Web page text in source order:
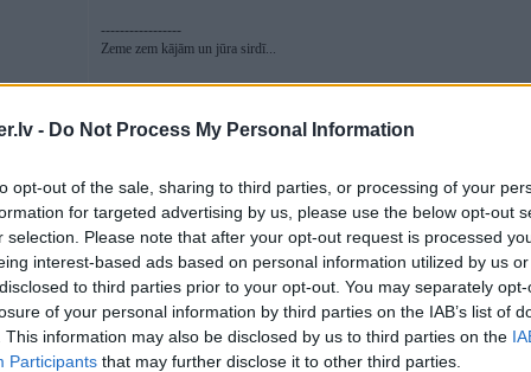
- Do Not Process My Personal Information
opt-out of the sale, sharing to third parties, or processing of your
for targeted advertising by us, please use the below opt-out
selection. Please note that after your opt-out request is processed
interest-based ads based on personal information utilized by us
to third parties prior to your opt-out. You may separately
of your personal information by third parties on the IAB’s list of
This information may also be disclosed by us to third parties on the
Participants that may further disclose it to other third parties.
-----------------
Zeme zem kājām un jūra sirdī...
e-36 miglas lukturi 20ls komplekts+ davanā spūldzītes
t.26188207, www.bbparts.lv
[ Šo ziņu laboja oskars11, 02 Dec 2010, 13:34:28 ]